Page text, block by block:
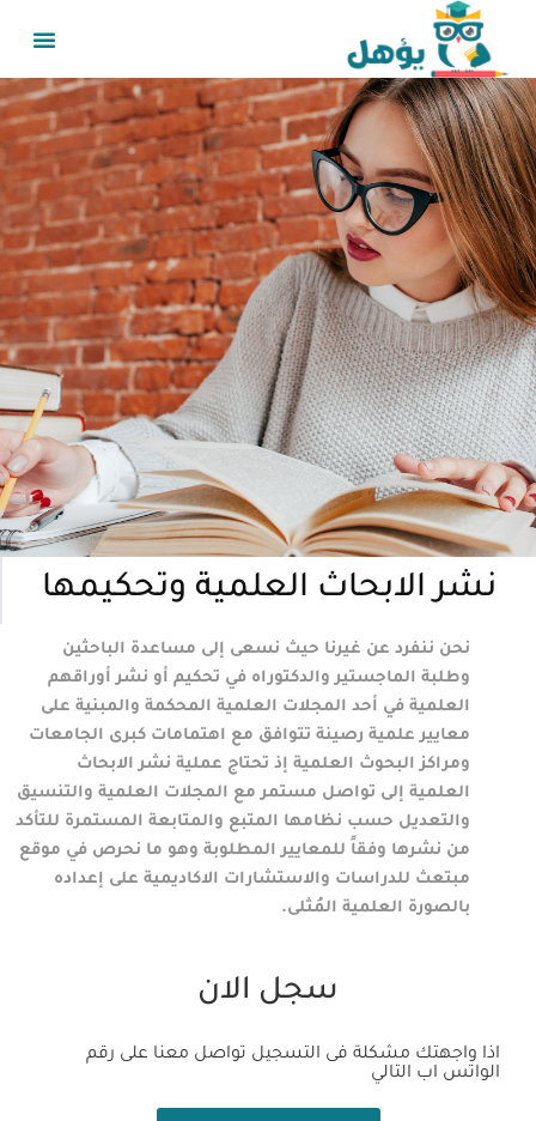
نشر الابحاث العلمية وتحكيمها
نحن ننفرد عن غيرنا حيث نسعى إلى مساعدة الباحثين
وطلبة الماجستير والدكتوراه في تحكيم أو نشر أوراقهم
العلمية في أحد المجلات العلمية المحكمة والمبنية على
معايير علمية رصينة تتوافق مع اهتمامات كبرى الجامعات
ومراكز البحوث العلمية إذ تحتاج عملية نشر الابحاث
العلمية إلى تواصل مستمر مع المجلات العلمية والتنسيق
والتعديل حسب نظامها المتبع والمتابعة المستمرة للتأكد
من نشرها وفقاً للمعايير المطلوبة وهو ما نحرص في موقع
مبتعث للدراسات والاستشارات الاكاديمية على إعداده
بالصورة العلمية المُثلى.
سجل الان
اذا واجهتك مشكلة فى التسجيل تواصل معنا على رقم
الواتس اب التالي